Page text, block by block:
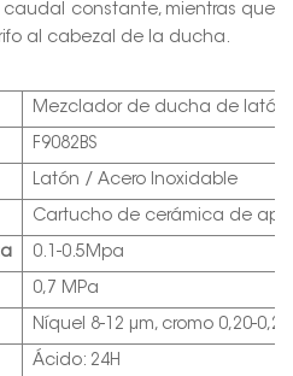
constante, mientras que
al cabezal de la ducha.
Mezclador de ducha de latón
F9082BS
Latón / Acero Inoxidable
Cartucho de cerámica de
0.1-0.5Mpa
0,7 MPa
Níquel 8-12 μm, cromo 0,20-
Ácido: 24H